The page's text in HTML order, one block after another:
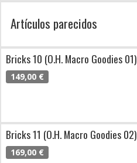
Artículos parecidos
Bricks 10 (O.H. Macro Goodies 01)
149,00 €
Bricks 11 (O.H. Macro Goodies 02)
169,00 €